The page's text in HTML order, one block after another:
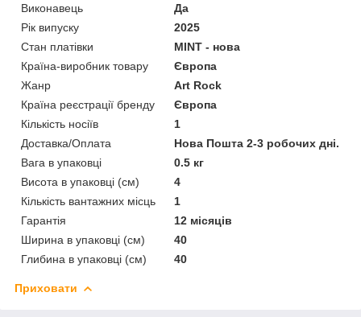
Виконавець
Да
Рік випуску
2025
Стан платівки
MINT - нова
Країна-виробник товару
Європа
Жанр
Art Rock
Країна реєстрації бренду
Європа
Кількість носіїв
1
Доставка/Оплата
Нова Пошта 2-3 робочих дні.
Вага в упаковці
0.5 кг
Висота в упаковці (см)
4
Кількість вантажних місць
1
Гарантія
12 місяців
Ширина в упаковці (см)
40
Глибина в упаковці (см)
40
Приховати